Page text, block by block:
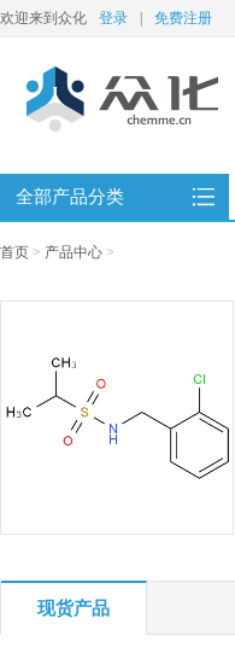
欢迎来到众化 登录 免费注册
全部产品分类
首页 > 产品中心 >
现货产品